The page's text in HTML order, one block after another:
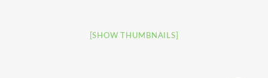
[SHOW THUMBNAILS]